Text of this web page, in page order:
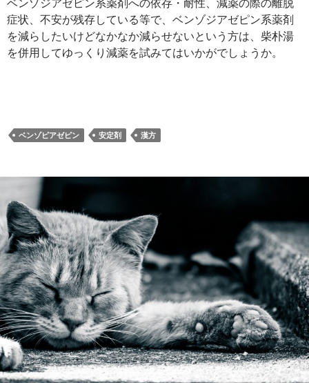
症状、不安が残存している等で、ベンゾジアゼピン系薬剤
を減らしたいけどなかなか減らせないという方は、柴朴湯
を併用してゆっくり減薬を試みてはいかがでしょうか。
ベンゾピアゼピン 安定剤 漢方